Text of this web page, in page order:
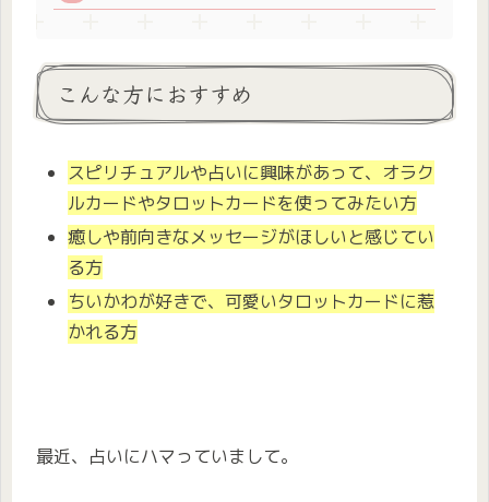
こんな方におすすめ
スピリチュアルや占いに興味があって、オラク
ルカードやタロットカードを使ってみたい方
癒しや前向きなメッセージがほしいと感じてい
る方
ちいかわが好きで、可愛いタロットカードに惹
かれる方
最近、占いにハマっていまして。